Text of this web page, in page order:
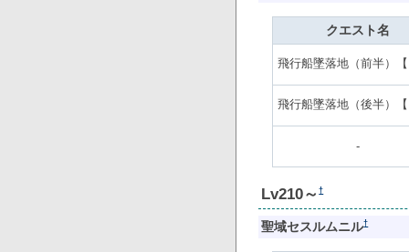
クエスト名
飛行船墜落地（前半）
飛行船墜落地（後半）
-
Lv210～†
聖域セスルムニル†